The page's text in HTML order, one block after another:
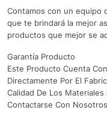
Contamos con un equipo
que te brindará la mejor
productos que mejor se
Garantía Producto
Este Producto Cuenta
Directamente Por El
Calidad De Los
Contactarse Con